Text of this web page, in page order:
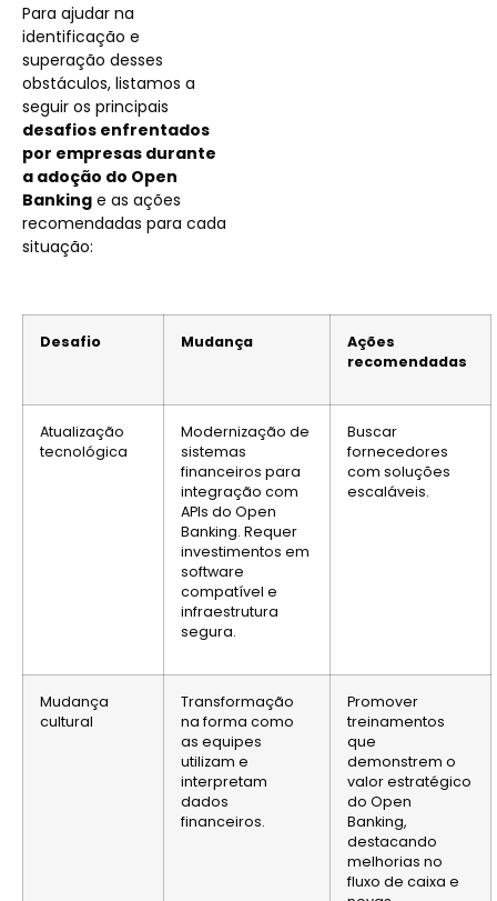
Para ajudar na
identificação e
superação desses
obstáculos, listamos a
seguir os principais
desafios enfrentados
por empresas durante
a adoção do Open
Banking e as ações
recomendadas para cada
situação:
Desafio Mudança
Ações
recomendadas
Atualização
tecnológica
Modernização de
sistemas
financeiros para
integração com
APIs do Open
Banking. Requer
investimentos em
software
compatível e
infraestrutura
segura.
Buscar
fornecedores
com soluções
escaláveis.
Mudança
cultural
Transformação
na forma como
as equipes
utilizam e
interpretam
dados
financeiros.
Promover
treinamentos
que
demonstrem o
valor estratégico
do Open
Banking,
destacando
melhorias no
fluxo de caixa e